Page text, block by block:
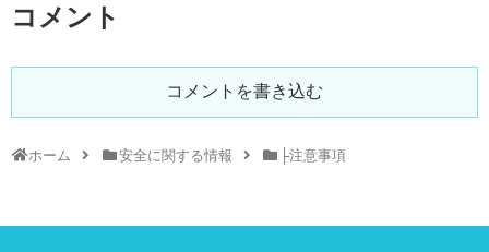
コメント
コメントを書き込む
ホーム 安全に関する情報 ├注意事項